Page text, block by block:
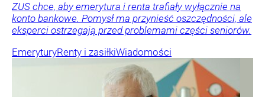
ZUS chce, aby emerytura i renta trafiały wyłącznie na
konto bankowe. Pomysł ma przynieść oszczędności, ale
eksperci ostrzegają przed problemami części seniorów.
EmeryturyRenty i zasiłkiWiadomości